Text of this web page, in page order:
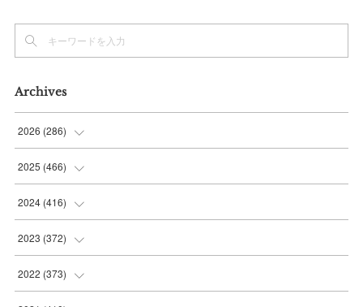
Archives
2026 (286)
(7)
(36
(37
(42
2025 (466)
(56
(37
(35
(36
2024 (416)
(38
(39
2023 (372)
(31
2022 (373)